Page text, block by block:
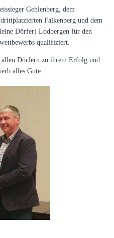
Gehlenberg, dem
Falkenberg und dem
Dörfer) Lodbergen für den
qualifiziert.
allen Dörfern zu ihrem Erfolg und
alles Gute.